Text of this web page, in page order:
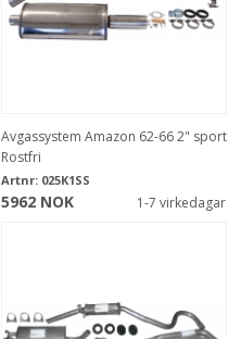
Avgassystem Amazon 62-66 2" sport
Rostfri
Artnr: 025K1SS
5962 NOK 1-7 virkedagar